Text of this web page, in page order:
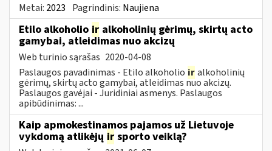
Metai: 2023 Pagrindinis: Naujiena
Etilo alkoholio ir alkoholinių gėrimų, skirtų acto
gamybai, atleidimas nuo akcizų
Web turinio sąrašas 2020-04-08
Paslaugos pavadinimas - Etilo alkoholio iralkoholinių
gėrimų, skirtų acto gamybai, atleidimas nuo akcizų.
Paslaugos gavėjai - Juridiniai asmenys. Paslaugos
apibūdinimas: ...
Kaip apmokestinamos pajamos už Lietuvoje
vykdomą atlikėjų ir sporto veiklą?